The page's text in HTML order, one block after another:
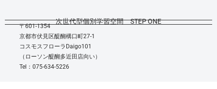
次世代型個別学習空間 STEP ONE
〒601-1354
京都市伏見区醍醐構口町27-1
コスモスフローラDaigo101
（ローソン醍醐多近田店向い）
Tel：075-634-5226